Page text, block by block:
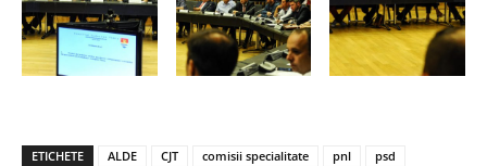
ETICHETE ALDE CJT comisii specialitate pnl
psd